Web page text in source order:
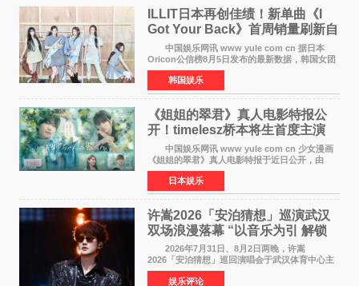
ILLIT日本再创佳绩！新单曲《I
Got Your Back》首周销量刷新自
身纪录
中国娱乐网讯 www yule com cn 据日本
Oricon公信榜8月5日发布的最新数据，韩国女团
ILLIT在日本发行的第二张单曲《I Got Your
Back》首周销量达到71,009张，成功跻身最新一
期周单曲排行
韩国娱乐
《姐姐的翠君》真人电影特报公
开！timelesz桥本将生首度主演
12月4日上映
中国娱乐网讯 www yule com cn 少女漫画
《姐姐的翠君》真人电影特报于近日公开，由
timelesz成员桥本将生担任主演，这也是他首次
担任电影主演，引发高度关注。 女高中生咲
苗翠（中岛瑠菜
日本娱乐
许嵩2026「安泊猜想」巡演武汉
双场浪漫落幕 “以音乐为引 解锁
江城记忆”
2026年7月31日、8月2日两晚，许嵩
2026「安泊猜想」巡回演唱会于武汉体育中心主
体育场盛大开唱。许嵩与数万歌迷在此相聚，从
浪漫惬意的舞台设计到充满诚意与惊喜的现场互
娱乐评论